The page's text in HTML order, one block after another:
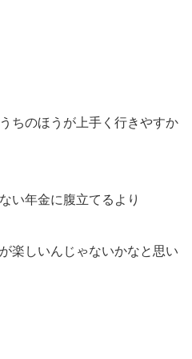
ちのほうが上手く行きやすか
い年金に腹立てるより
楽しいんじゃないかなと思い